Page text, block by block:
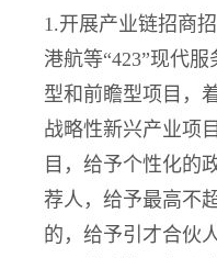
1.开展产业链招商
港航等“423”现代
型和前瞻型项目，
战略性新兴产业项
目，给予个性化的
荐人，给予最高不
的，给予引才合伙